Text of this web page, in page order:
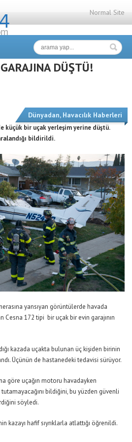
Normal Site
DÜŞTÜ!
Dünyadan, Havacılık Haberleri
küçük bir uçak yerleşim yerine düştü.
bildirildi.
yansıyan görüntülerde havada
172 tipi bir uçak bir evin garajının
kazada uçakta bulunan üç kişiden birinin
Üçünün de hastanedeki tedavisi sürüyor.
göre uçağın motoru havadayken
tutamayacağını bildiğini, bu yüzden güvenli
söyledi.
kazayı hafif sıyrıklarla atlattığı öğrenildi.